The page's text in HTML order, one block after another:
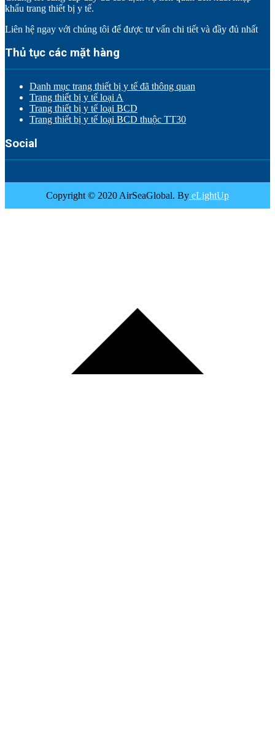
khẩu trang thiết bị y tế.
Liên hệ ngay với chúng tôi để được tư vấn chi tiết và đầy đủ nhất
Thủ tục các mặt hàng
Danh mục trang thiết bị y tế đã thông quan
Trang thiết bị y tế loại A
Trang thiết bị y tế loại BCD
Trang thiết bị y tế loại BCD thuộc TT30
Social
Copyright © 2020 AirSeaGlobal. By eLightUp